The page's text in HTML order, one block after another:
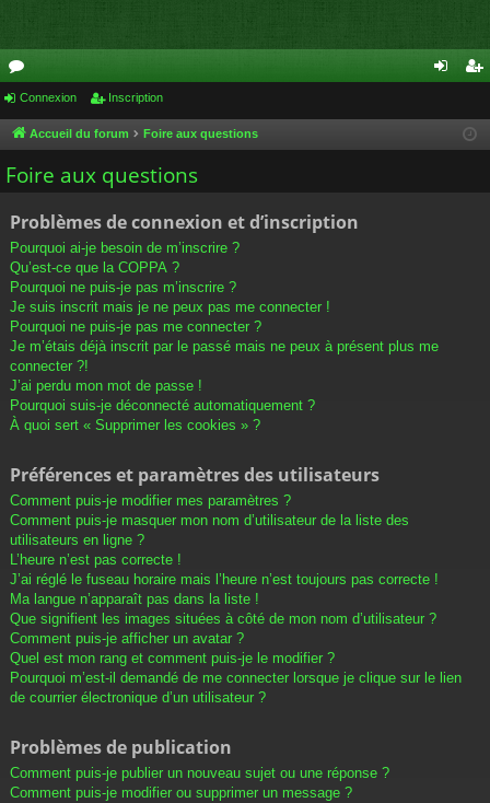
or
u
m
cri
Connexion Inscription
Accueil du forum Foire aux questions
Foire aux questions
Problèmes de connexion et d’inscription
Pourquoi ai-je besoin de m’inscrire ?
Qu’est-ce que la COPPA ?
Pourquoi ne puis-je pas m’inscrire ?
Je suis inscrit mais je ne peux pas me connecter !
Pourquoi ne puis-je pas me connecter ?
Je m’étais déjà inscrit par le passé mais ne peux à présent plus me
connecter ?!
J’ai perdu mon mot de passe !
Pourquoi suis-je déconnecté automatiquement ?
À quoi sert « Supprimer les cookies » ?
Préférences et paramètres des utilisateurs
Comment puis-je modifier mes paramètres ?
Comment puis-je masquer mon nom d’utilisateur de la liste des
utilisateurs en ligne ?
L’heure n’est pas correcte !
J’ai réglé le fuseau horaire mais l’heure n’est toujours pas correcte !
Ma langue n’apparaît pas dans la liste !
Que signifient les images situées à côté de mon nom d’utilisateur ?
Comment puis-je afficher un avatar ?
Quel est mon rang et comment puis-je le modifier ?
Pourquoi m’est-il demandé de me connecter lorsque je clique sur le lien
de courrier électronique d’un utilisateur ?
Problèmes de publication
Comment puis-je publier un nouveau sujet ou une réponse ?
Comment puis-je modifier ou supprimer un message ?